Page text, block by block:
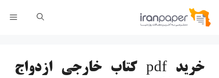
پرش
خرید pdf کتاب خارجی ازدواج